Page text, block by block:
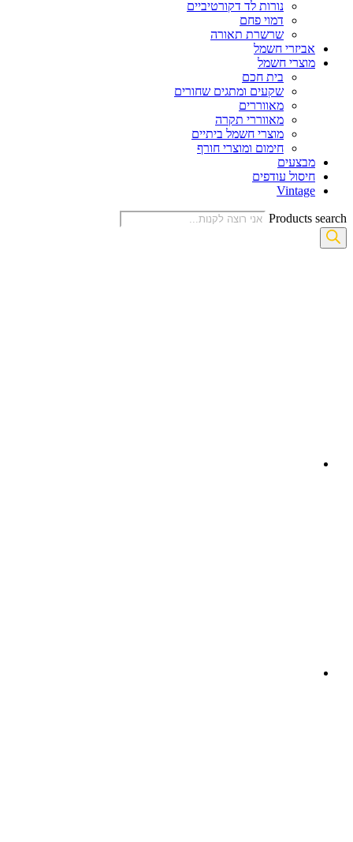
נורות לד דקורטיביים
דמוי פחם
שרשרת תאורה
אביזרי חשמל
מוצרי חשמל
בית חכם
שקעים ומתגים שחורים
מאווררים
מאווררי תקרה
מוצרי חשמל ביתיים
חימום ומוצרי חורף
מבצעים
חיסול עודפים
Vintage
Products search